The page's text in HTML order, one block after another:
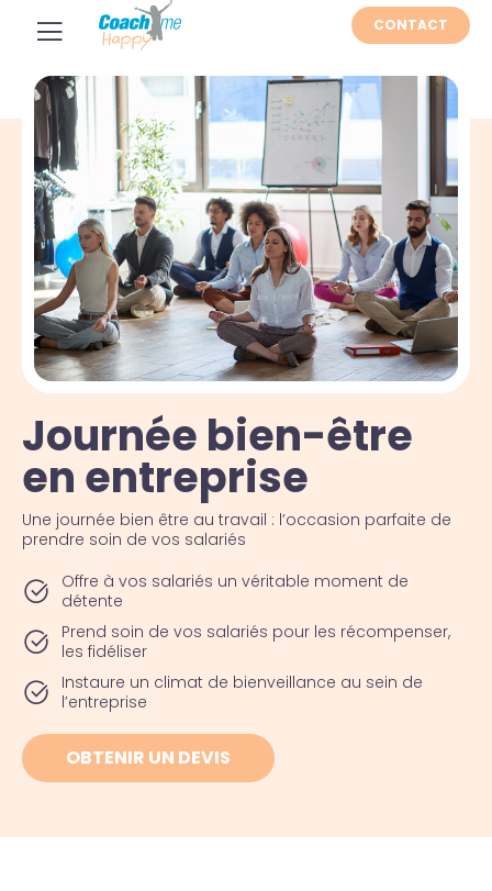
CONTACT
Journée bien-être
en entreprise
Une journée bien être au travail : l’occasion parfaite de
prendre soin de vos salariés
Offre à vos salariés un véritable moment de
détente
Prend soin de vos salariés pour les récompenser,
les fidéliser
Instaure un climat de bienveillance au sein de
l’entreprise
OBTENIR UN DEVIS